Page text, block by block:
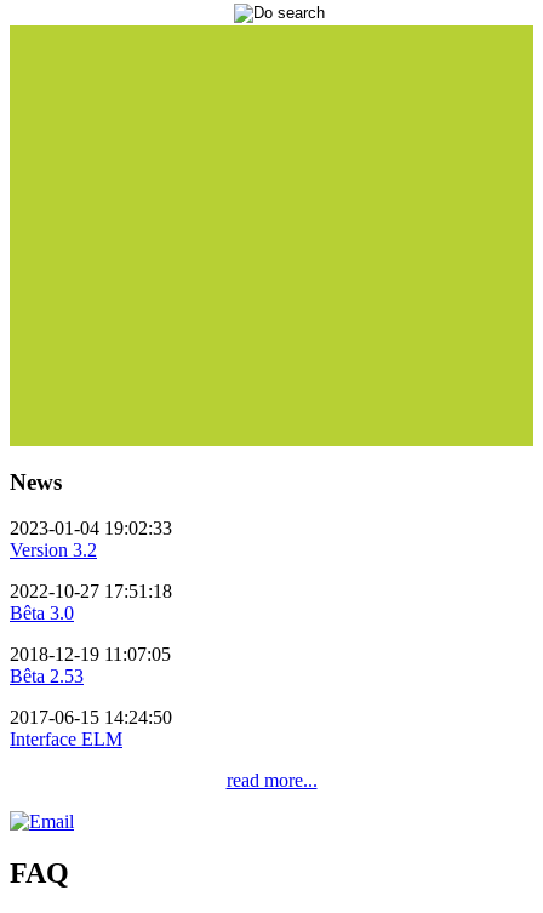
News
2023-01-04 19:02:33
Version 3.2
2022-10-27 17:51:18
Bêta 3.0
2018-12-19 11:07:05
Bêta 2.53
2017-06-15 14:24:50
Interface ELM
read more...
FAQ